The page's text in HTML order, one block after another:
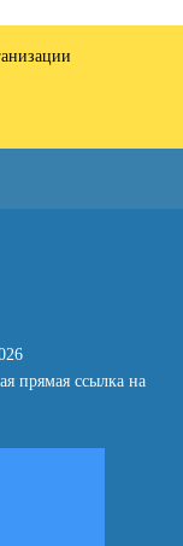
прямая ссылка на